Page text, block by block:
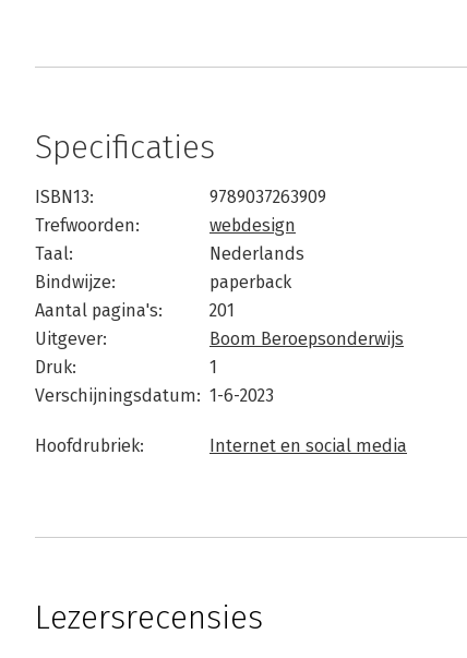
Specificaties
ISBN13:
9789037263909
Trefwoorden:
webdesign
Taal:
Nederlands
Bindwijze:
paperback
Aantal pagina's:
201
Uitgever:
Boom Beroepsonderwijs
Druk:
1
Verschijningsdatum: 1-6-2023
Hoofdrubriek: Internet en social media
Lezersrecensies